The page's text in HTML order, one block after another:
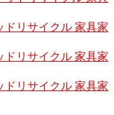
ドリサイクル 家具家
ドリサイクル 家具家
ドリサイクル 家具家